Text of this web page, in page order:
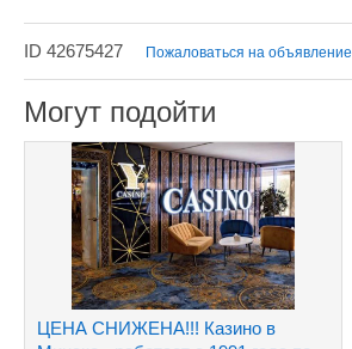
ID 42675427 Пожаловаться на объявление
Могут подойти
ЦЕНА СНИЖЕНА!!! Казино в